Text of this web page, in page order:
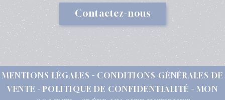
Contactez-nous
MENTIONS LÉGALES
CONDITIONS GÉNÉRALES DE
VENTE
POLITIQUE DE CONFIDENTIALITÉ
MON